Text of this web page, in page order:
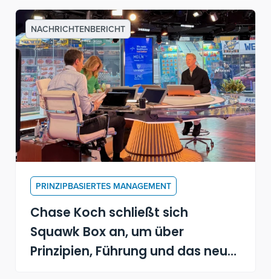
NACHRICHTENBERICHT
PRINZIPBASIERTES MANAGEMENT
Chase Koch schließt sich
Squawk Box an, um über
Prinzipien, Führung und das neue